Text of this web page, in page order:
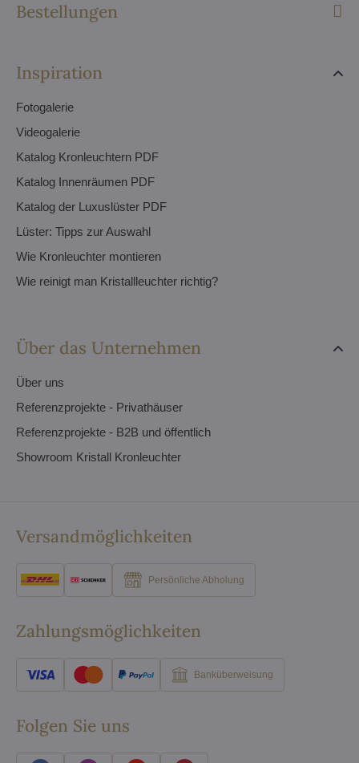
Bestellungen
Inspiration
Fotogalerie
Videogalerie
Katalog Kronleuchtern PDF
Katalog Innenräumen PDF
Katalog der Luxuslüster PDF
Lüster: Tipps zur Auswahl
Wie Kronleuchter montieren
Wie reinigt man Kristallleuchter richtig?
Über das Unternehmen
Über uns
Referenzprojekte - Privathäuser
Referenzprojekte - B2B und öffentlich
Showroom Kristall Kronleuchter
Versandmöglichkeiten
Persönliche Abholung
Zahlungsmöglichkeiten
Banküberweisung
Folgen Sie uns